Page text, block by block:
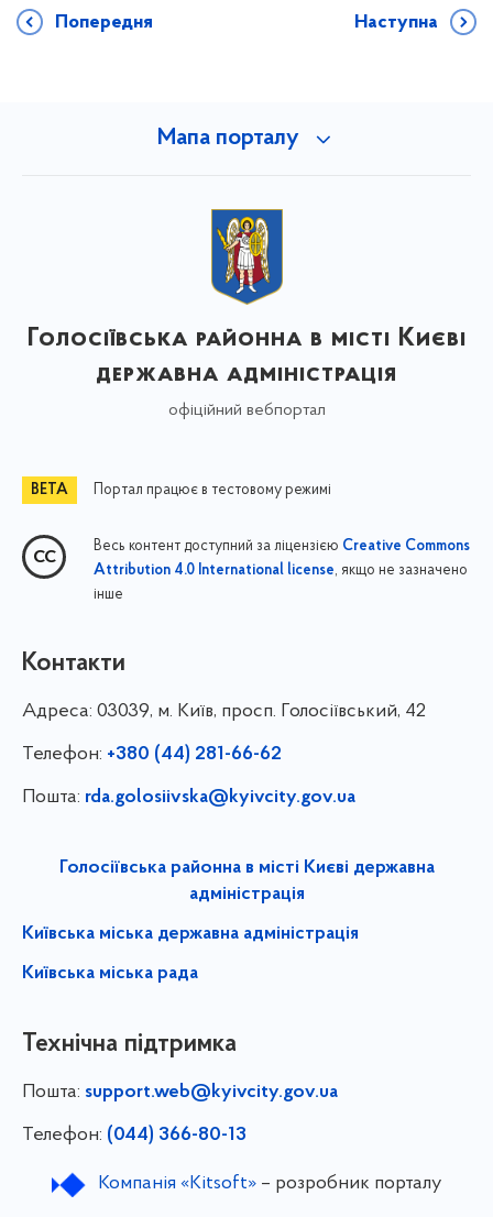
Попередня Наступна
Мапа порталу
Голосіївська районна в місті Києві
державна адміністрація
офіційний вебпортал
Портал працює в тестовому режимі
Весь контент доступний за ліцензією Creative Commons
Attribution 4.0 International license, якщо не зазначено
інше
Контакти
Адреса: 03039, м. Київ, просп. Голосіївський, 42
Телефон: +380 (44) 281-66-62
Пошта: rda.golosiivska@kyivcity.gov.ua
Голосіївська районна в місті Києві державна
адміністрація
Київська міська державна адміністрація
Київська міська рада
Технічна підтримка
Пошта: support.web@kyivcity.gov.ua
Телефон: (044) 366-80-13
Компанія «Kitsoft»– розробник порталу